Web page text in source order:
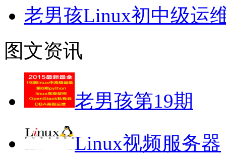
老男孩Linux初中级运
图文资讯
老男孩第19期
Linux视频服务器